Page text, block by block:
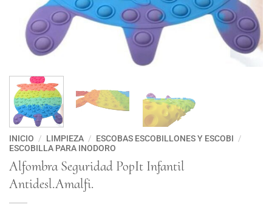
INICIO / LIMPIEZA / ESCOBAS ESCOBILLONES Y ESCOBI /
ESCOBILLA PARA INODORO
Alfombra Seguridad PopIt Infantil
Antidesl.Amalfi.